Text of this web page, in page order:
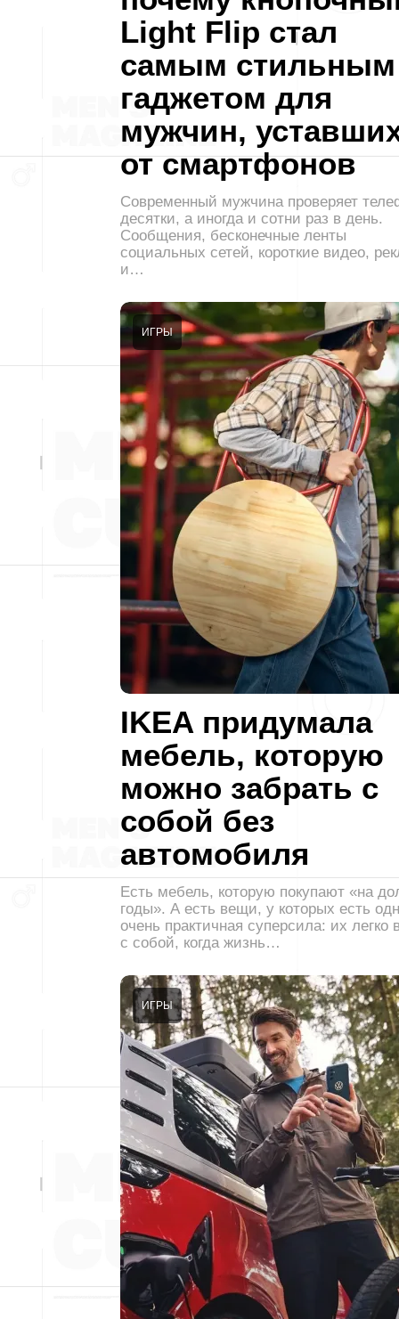
Light Flip стал
самым стильным
гаджетом для
мужчин,
от смартфонов
Современный мужчина проверяет
десятки, а иногда и сотни раз в день.
Сообщения, бесконечные ленты
социальных сетей, короткие видео,
и…
IKEA придумала
мебель, которую
можно забрать с
собой без
автомобиля
ИГРЫ
Есть мебель, которую покупают «на
годы». А есть вещи, у которых есть
очень практичная суперсила: их легко
с собой, когда жизнь…
ИГРЫ